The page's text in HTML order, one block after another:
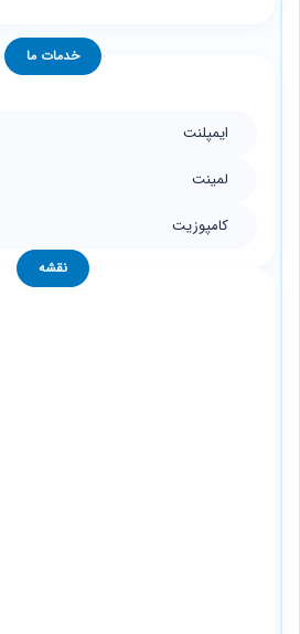
خدمات ما
ایمپلنت
لمینت
کامپوزیت
نقشه